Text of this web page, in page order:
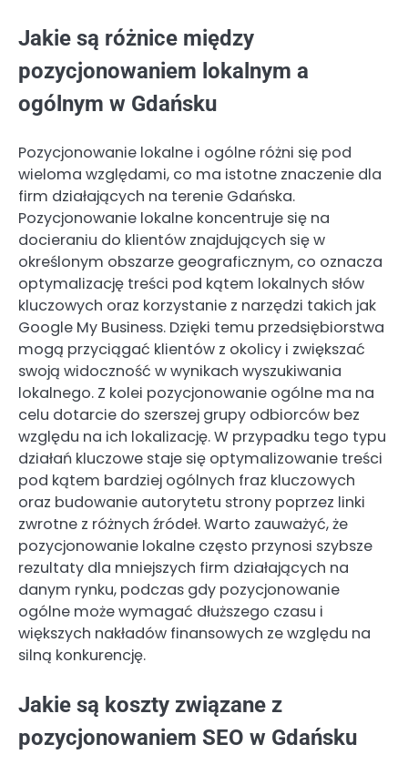
Jakie są różnice między
pozycjonowaniem lokalnym a
ogólnym w Gdańsku
Pozycjonowanie lokalne i ogólne różni się pod
wieloma względami, co ma istotne znaczenie dla
firm działających na terenie Gdańska.
Pozycjonowanie lokalne koncentruje się na
docieraniu do klientów znajdujących się w
określonym obszarze geograficznym, co oznacza
optymalizację treści pod kątem lokalnych słów
kluczowych oraz korzystanie z narzędzi takich jak
Google My Business. Dzięki temu przedsiębiorstwa
mogą przyciągać klientów z okolicy i zwiększać
swoją widoczność w wynikach wyszukiwania
lokalnego. Z kolei pozycjonowanie ogólne ma na
celu dotarcie do szerszej grupy odbiorców bez
względu na ich lokalizację. W przypadku tego typu
działań kluczowe staje się optymalizowanie treści
pod kątem bardziej ogólnych fraz kluczowych
oraz budowanie autorytetu strony poprzez linki
zwrotne z różnych źródeł. Warto zauważyć, że
pozycjonowanie lokalne często przynosi szybsze
rezultaty dla mniejszych firm działających na
danym rynku, podczas gdy pozycjonowanie
ogólne może wymagać dłuższego czasu i
większych nakładów finansowych ze względu na
silną konkurencję.
Jakie są koszty związane z
pozycjonowaniem SEO w Gdańsku